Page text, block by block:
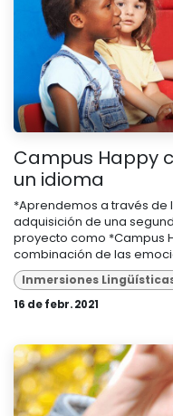
Campus Happy
un idioma
*Aprendemos a través de
adquisición de una
proyecto como *Campus
combinación de las
Inmersiones
16 de febr. 2021